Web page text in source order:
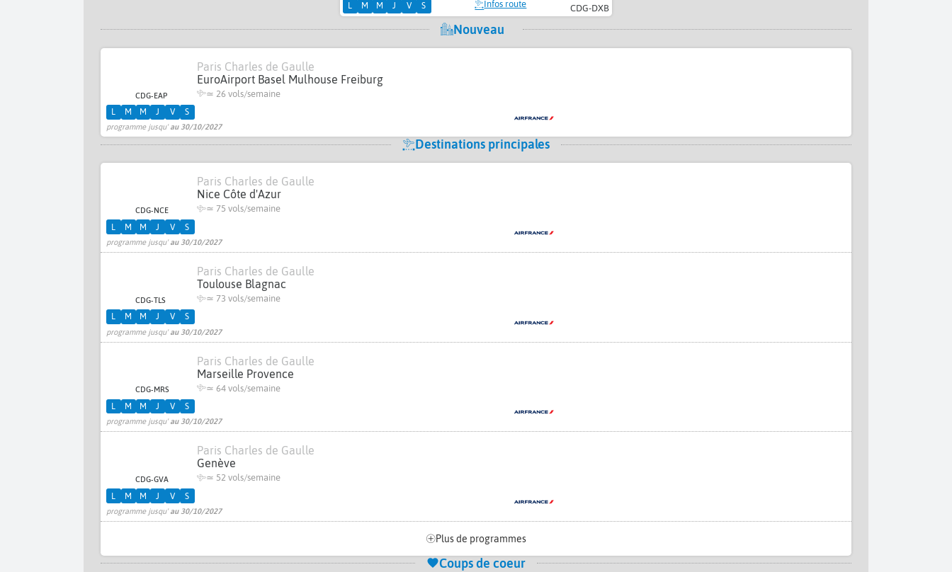
CDG-DXB
L M M J V S Infos route
Nouveau
CDG-EAP
Paris Charles de Gaulle
EuroAirport Basel Mulhouse Freiburg
≃ 26 vols/semaine
programme jusqu'au 30/10/2027
L M M J V S
Destinations principales
CDG-NCE
Paris Charles de Gaulle
Nice Côte d'Azur
≃ 75 vols/semaine
programme jusqu'au 30/10/2027
L M M J V S
CDG-TLS
Paris Charles de Gaulle
Toulouse Blagnac
≃ 73 vols/semaine
programme jusqu'au 30/10/2027
L M M J V S
CDG-MRS
Paris Charles de Gaulle
Marseille Provence
≃ 64 vols/semaine
programme jusqu'au 30/10/2027
L M M J V S
CDG-GVA
Paris Charles de Gaulle
Genève
≃ 52 vols/semaine
programme jusqu'au 30/10/2027
L M M J V S
Plus de programmes
Coups de coeur